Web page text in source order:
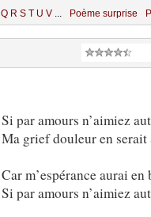
Q R S T U V ... Poème surprise
Si par amours n’aimiez
Ma grief douleur en serait
Car m’espérance aurai en
Si par amours n’aimiez